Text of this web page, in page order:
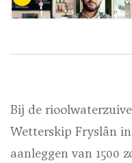
Bij de
Wetterskip Fryslân
aanleggen van 1500